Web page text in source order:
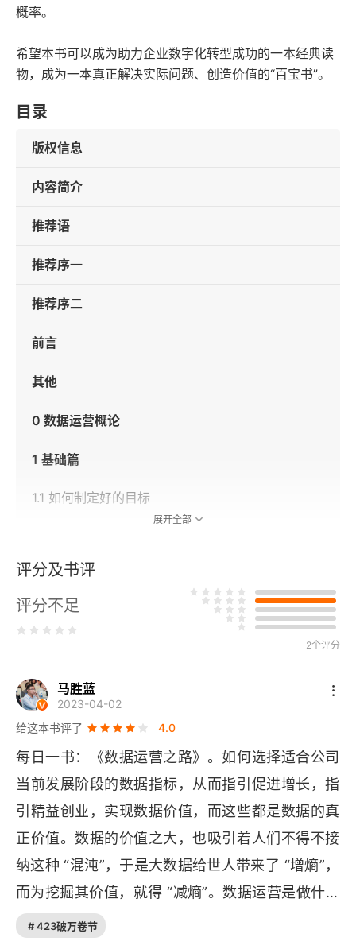
概率。
希望本书可以成为助力企业数字化转型成功的一本经典读
物，成为一本真正解决实际问题、创造价值的“百宝书”。
目录
版权信息
内容简介
推荐语
推荐序一
推荐序二
前言
其他
0 数据运营概论
1 基础篇
1.1 如何制定好的目标
1.3 做好指标统一的基础工作
2 效率篇
2.2 如何通过数据驱动品质运营
2.3 如何通过数据驱动销售效率提升
2.4 如何通过数据评估组织效能
3 商品篇
3.1 如何通过数据驱动商品力提升
3.2 如何通过数据做品类管理
3.3 你想要的爆品模型
展开全部
评分及书评
评分不足
2个评分
马胜蓝
2023-04-02
给这本书评了
4.0
每日一书：《数据运营之路》。如何选择适合公司
当前发展阶段的数据指标，从而指引促进增长，指
引精益创业，实现数据价值，而这些都是数据的真
正价值。数据的价值之大，也吸引着人们不得不接
纳这种 “混沌”，于是大数据给世人带来了 “增熵”，
而为挖掘其价值，就得 “减熵”。数据运营是做什么
的呢？我个人的理解是：推动团队明确产品目标，
# 423破万卷节